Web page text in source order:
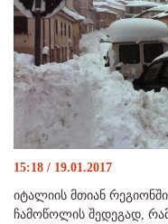
15:18 / 19.01.2017
იტალიის მთიან
ჩამოწოლის შედეგად,